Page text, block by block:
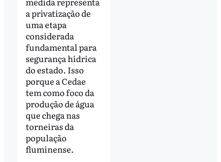
a privatização de
uma etapa
considerada
fundamental para
segurança hídrica
do estado. Isso
porque a Cedae
tem como foco da
produção de água
que chega nas
torneiras da
população
fluminense.